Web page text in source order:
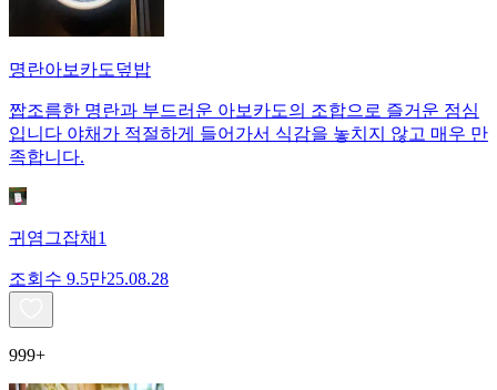
명란아보카도덮밥
짭조름한 명란과 부드러운 아보카도의 조합으로 즐거운 점심
입니다 야채가 적절하게 들어가서 식감을 놓치지 않고 매우 만
족합니다.
귀염그잡채1
조회수 9.5만25.08.28
999+